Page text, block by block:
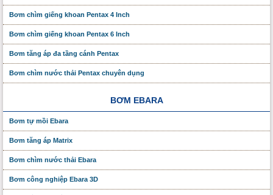
Bơm chìm giếng khoan Pentax 4 Inch
Bơm chìm giếng khoan Pentax 6 Inch
Bơm tăng áp đa tầng cánh Pentax
Bơm chìm nước thải Pentax chuyên dụng
BƠM EBARA
Bơm tự mồi Ebara
Bơm tăng áp Matrix
Bơm chìm nước thải Ebara
Bơm công nghiệp Ebara 3D